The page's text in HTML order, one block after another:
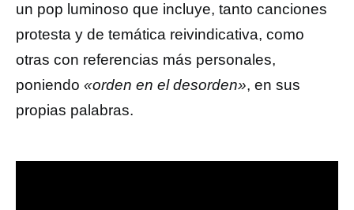
un pop luminoso que incluye, tanto canciones
protesta y de temática reivindicativa, como
otras con referencias más personales,
poniendo «orden en el desorden», en sus
propias palabras.